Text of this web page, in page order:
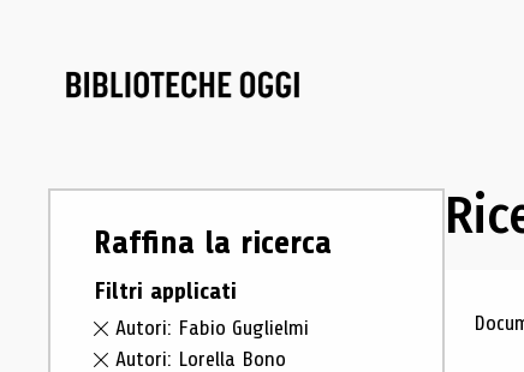
Raffina la ricerca
Filtri applicati
Autori: Fabio Guglielmi
Autori: Lorella Bono